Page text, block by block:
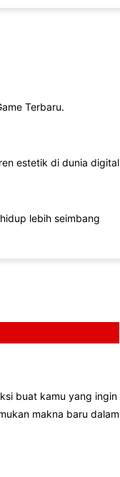
Terbaru.
estetik di dunia digital
lebih seimbang
buat kamu yang ingin
makna baru dalam